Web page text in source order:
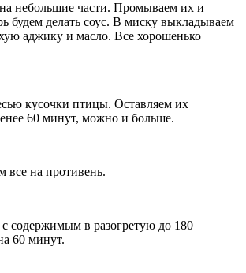
небольшие части. Промываем их и
будем делать соус. В миску выкладываем
аджику и масло. Все хорошенько
кусочки птицы. Оставляем их
60 минут, можно и больше.
все на противень.
содержимым в разогретую до 180
60 минут.